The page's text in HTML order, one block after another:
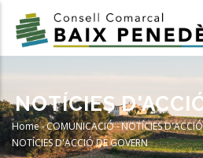
main
NOTÍCIES
Breadcrumb
Home-COMUNICACIÓ-NOTÍCIES
NOTÍCIES D'ACCIÓ DE GOVERN